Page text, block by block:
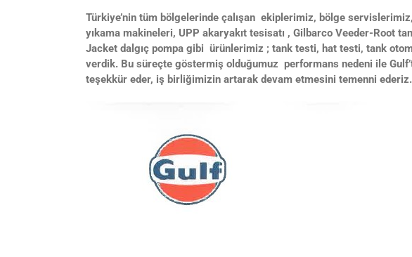
Türkiye’nin tüm bölgelerinde çalışan ekiplerimiz, bölge
yıkama makineleri, UPP akaryakıt tesisatı , Gilbarco Veeder-Root
Jacket dalgıç pompa gibi ürünlerimiz ; tank testi, hat testi, tank
verdik. Bu süreçte göstermiş olduğumuz performans nedeni ile
teşekkür eder, iş birliğimizin artarak devam etmesini temenni ederiz.